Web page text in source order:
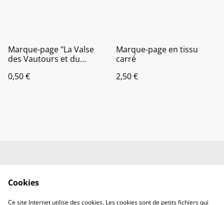
Marque-page "La Valse
des Vautours et du
0,50 €
Marque-page en tissu
carré
2,50 €
Information sur votre
Cookies
Ce site Internet utilise des cookies. Les cookies sont de petits fichiers qui